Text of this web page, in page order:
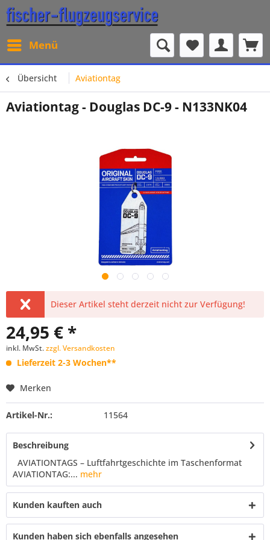
Menü
Übersicht Aviationtag
Aviationtag - Douglas DC-9 - N133NK04
Dieser Artikel steht derzeit nicht zur Verfügung!
24,95 € *
inkl. MwSt.zzgl. Versandkosten
Lieferzeit 2-3 Wochen**
Merken
Artikel-Nr.: 11564
Beschreibung
AVIATIONTAGS – Luftfahrtgeschichte im Taschenformat
AVIATIONTAG:... mehr
Kunden kauften auch
Kunden haben sich ebenfalls angesehen